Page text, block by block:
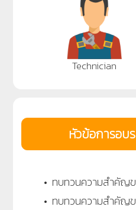
Technician
หัวข้อการอบ
• ทบทวนความสำคัญ
• ทบทวนความสำคัญ